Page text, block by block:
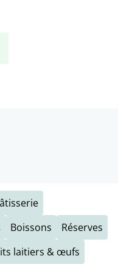
Boissons
Réserves
laitiers & œufs